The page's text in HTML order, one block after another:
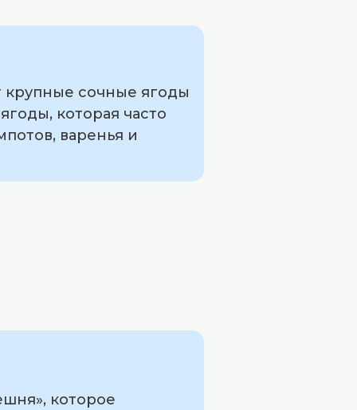
сочные ягоды
которая часто
варенья и
которое